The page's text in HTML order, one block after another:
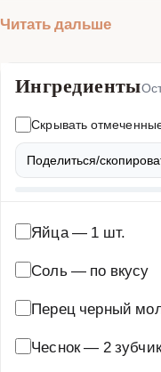
этого блюда вам
соуса. Баранина
это блюдо не только
котлеты можно с
свежим салатом.
бульона, сливок и
для праздничного
соусом, и вы
самых высоких
Основные блюда · Мясные
Читать дальше
Ингредиенты
Скрывать
Поделиться/
Яйца— 1 шт.
Соль — по вкусу
Перец черный
Чеснок— 2